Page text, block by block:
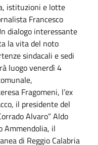
istituzioni e lotte
Francesco
dialogo interessante
la vita del noto
sindacali e sedi
luogo venerdì 4
Fragomeni, l’ex
il presidente del
Alvaro” Aldo
Ammendolia, il
di Reggio Calabria